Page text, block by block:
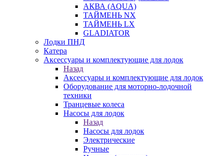
АКВА (AQUA)
ТАЙМЕНЬ NX
ТАЙМЕНЬ LX
GLADIATOR
Лодки ПНД
Катера
Аксессуары и комплектующие для лодок
Назад
Аксессуары и комплектующие для лодок
Оборудование для моторно-лодочной
техники
Транцевые колеса
Насосы для лодок
Назад
Насосы для лодок
Электрические
Ручные